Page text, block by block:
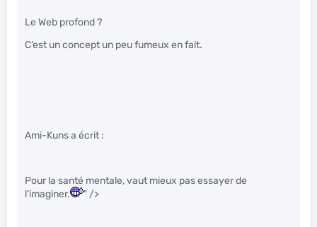
Le Web profond ?
C’est un concept un peu fumeux en fait.
Ami-Kuns a écrit :
Pour la santé mentale, vaut mieux pas essayer de
l’imaginer.
" />